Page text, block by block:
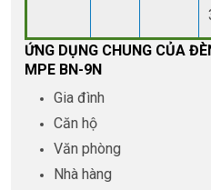
ỨNG DỤNG CHUNG CỦA
MPE BN-9N
Gia đình
Căn hộ
Văn phòng
Nhà hàng